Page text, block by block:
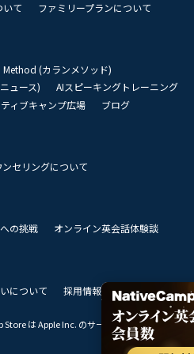
いて ファミリープランについて
Method (カランメソッド)
ュース)
AIスピーキングトレーニング
ィブキャンプ広場
ブログ
セリングについて
の挑戦 オンライン英会話体験談
について 採用情報 私達のビジョン
は Apple Inc. のサービスマークです。